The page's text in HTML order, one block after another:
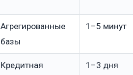
Агрегированные
базы
1–5 минут
Кредитная
1–3 дня